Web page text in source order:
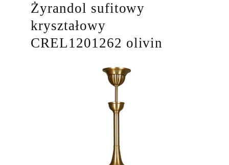
Żyrandol sufitowy
kryształowy
CREL1201262 olivin